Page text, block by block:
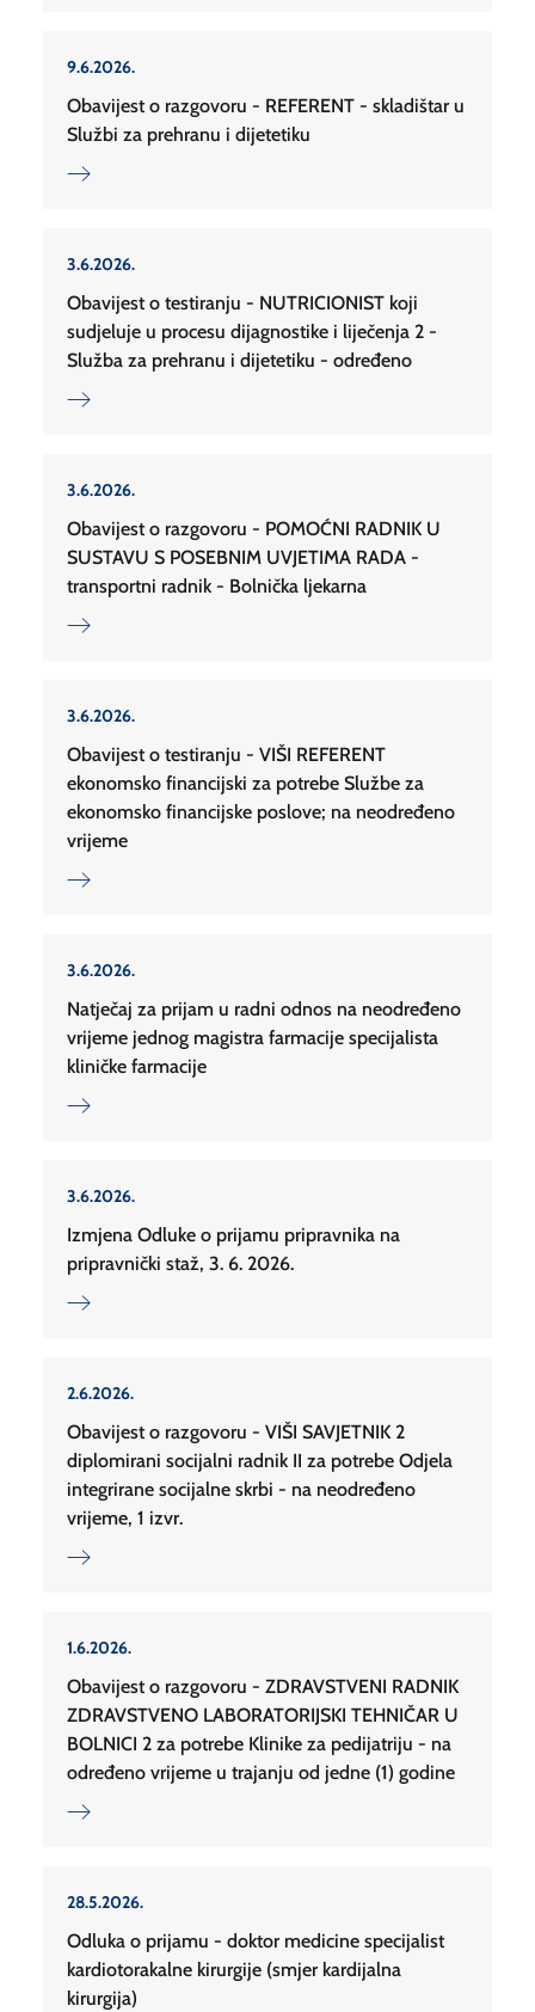
9.6.2026.
Obavijest o razgovoru - REFERENT - skladištar u
Službi za prehranu i dijetetiku
3.6.2026.
Obavijest o testiranju - NUTRICIONIST koji
sudjeluje u procesu dijagnostike i liječenja 2 -
Služba za prehranu i dijetetiku - određeno
3.6.2026.
Obavijest o razgovoru - POMOĆNI RADNIK U
SUSTAVU S POSEBNIM UVJETIMA RADA -
transportni radnik - Bolnička ljekarna
3.6.2026.
Obavijest o testiranju - VIŠI REFERENT
ekonomsko financijski za potrebe Službe za
ekonomsko financijske poslove; na neodređeno
vrijeme
3.6.2026.
Natječaj za prijam u radni odnos na neodređeno
vrijeme jednog magistra farmacije specijalista
kliničke farmacije
3.6.2026.
Izmjena Odluke o prijamu pripravnika na
pripravnički staž, 3. 6. 2026.
2.6.2026.
Obavijest o razgovoru - VIŠI SAVJETNIK 2
diplomirani socijalni radnik II za potrebe Odjela
integrirane socijalne skrbi - na neodređeno
vrijeme, 1 izvr.
1.6.2026.
Obavijest o razgovoru - ZDRAVSTVENI RADNIK
ZDRAVSTVENO LABORATORIJSKI TEHNIČAR U
BOLNICI 2 za potrebe Klinike za pedijatriju - na
određeno vrijeme u trajanju od jedne (1) godine
28.5.2026.
Odluka o prijamu - doktor medicine specijalist
kardiotorakalne kirurgije (smjer kardijalna
kirurgija)